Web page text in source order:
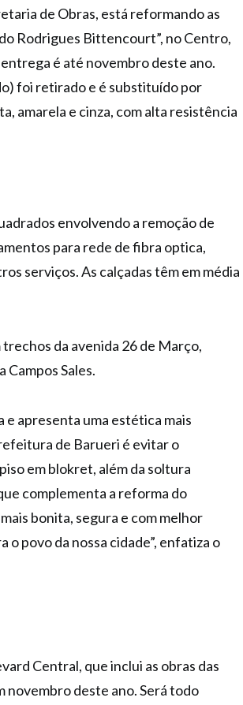
de Obras, está reformando as
Rodrigues Bittencourt”, no Centro,
é até novembro deste ano.
foi retirado e é substituído por
amarela e cinza, com alta resistência
envolvendo a remoção de
para rede de fibra optica,
serviços. As calçadas têm em média
da avenida 26 de Março,
Sales.
e apresenta uma estética mais
de Barueri é evitar o
em blokret, além da soltura
complementa a reforma do
bonita, segura e com melhor
o povo da nossa cidade”, enfatiza o
Central, que inclui as obras das
novembro deste ano. Será todo